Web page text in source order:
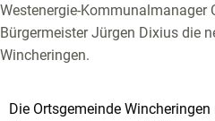
Westenergie-Kommunalmanager
Bürgermeister Jürgen Dixius die
Wincheringen.
Die Ortsgemeinde